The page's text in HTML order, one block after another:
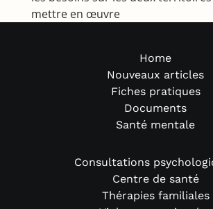
mettre en œuvre
Home
Nouveaux articles
Fiches pratiques
Documents
Santé mentale
Consultations
Centre de santé
Thérapies familiales